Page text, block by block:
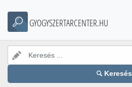
GYOGYSZERTARCENTER.HU
Keresés